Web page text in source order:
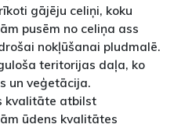
gājēju celiņi, koku
pusēm no celiņa ass
nokļūšanai pludmalē.
teritorijas daļa, ko
un veģetācija.
kvalitāte atbilst
ūdens kvalitātes